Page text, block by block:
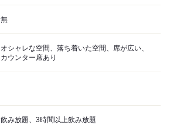
無
オシャレな空間、落ち着いた空間、席が広い、
カウンター席あり
飲み放題、3時間以上飲み放題